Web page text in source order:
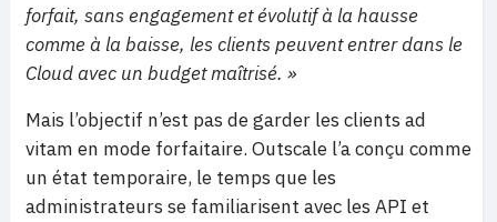
forfait, sans engagement et évolutif à la hausse
comme à la baisse, les clients peuvent entrer dans le
Cloud avec un budget maîtrisé. »
Mais l’objectif n’est pas de garder les clients ad
vitam en mode forfaitaire. Outscale l’a conçu comme
un état temporaire, le temps que les
administrateurs se familiarisent avec les API et